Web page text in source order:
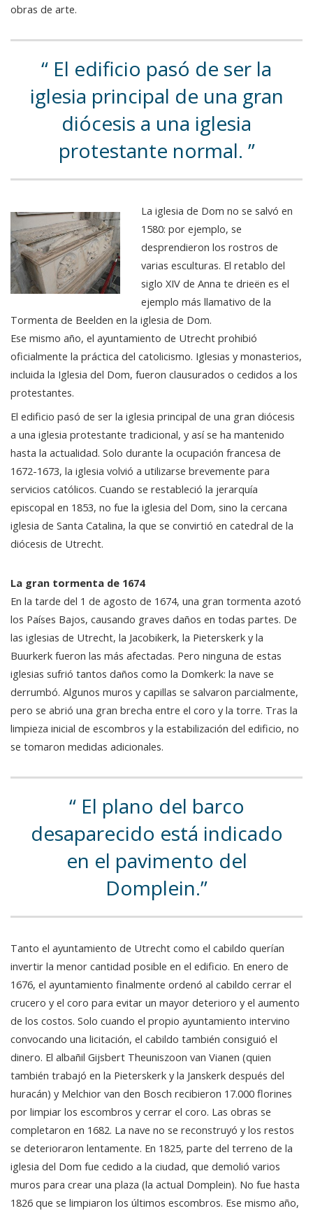
obras de arte.
El edificio pasó de ser la
iglesia principal de una gran
diócesis a una iglesia
protestante normal.
La iglesia de Dom no se salvó en
1580: por ejemplo, se
desprendieron los rostros de
varias esculturas. El retablo del
siglo XIV de Anna te drieën es el
ejemplo más llamativo de la
Tormenta de Beelden en la iglesia de Dom.
Ese mismo año, el ayuntamiento de Utrecht prohibió
oficialmente la práctica del catolicismo. Iglesias y monasterios,
incluida la Iglesia del Dom, fueron clausurados o cedidos a los
protestantes.
El edificio pasó de ser la iglesia principal de una gran diócesis
a una iglesia protestante tradicional, y así se ha mantenido
hasta la actualidad. Solo durante la ocupación francesa de
1672-1673, la iglesia volvió a utilizarse brevemente para
servicios católicos. Cuando se restableció la jerarquía
episcopal en 1853, no fue la iglesia del Dom, sino la cercana
iglesia de Santa Catalina, la que se convirtió en catedral de la
diócesis de Utrecht.
La gran tormenta de 1674
En la tarde del 1 de agosto de 1674, una gran tormenta azotó
los Países Bajos, causando graves daños en todas partes. De
las iglesias de Utrecht, la Jacobikerk, la Pieterskerk y la
Buurkerk fueron las más afectadas. Pero ninguna de estas
iglesias sufrió tantos daños como la Domkerk: la nave se
derrumbó. Algunos muros y capillas se salvaron parcialmente,
pero se abrió una gran brecha entre el coro y la torre. Tras la
limpieza inicial de escombros y la estabilización del edificio, no
se tomaron medidas adicionales.
El plano del barco
desaparecido está indicado
en el pavimento del
Domplein.
Tanto el ayuntamiento de Utrecht como el cabildo querían
invertir la menor cantidad posible en el edificio. En enero de
1676, el ayuntamiento finalmente ordenó al cabildo cerrar el
crucero y el coro para evitar un mayor deterioro y el aumento
de los costos. Solo cuando el propio ayuntamiento intervino
convocando una licitación, el cabildo también consiguió el
dinero. El albañil Gijsbert Theuniszoon van Vianen (quien
también trabajó en la Pieterskerk y la Janskerk después del
huracán) y Melchior van den Bosch recibieron 17.000 florines
por limpiar los escombros y cerrar el coro. Las obras se
completaron en 1682. La nave no se reconstruyó y los restos
se deterioraron lentamente. En 1825, parte del terreno de la
iglesia del Dom fue cedido a la ciudad, que demolió varios
muros para crear una plaza (la actual Domplein). No fue hasta
1826 que se limpiaron los últimos escombros. Ese mismo año,